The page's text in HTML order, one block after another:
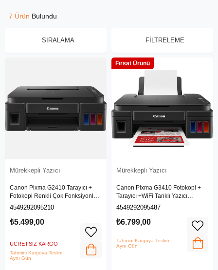
FILTRELEME
SIRALAMA
7 Ürün
Mürekkepli Yazıcı
Canon Pixma G2410 Tarayıcı +
Fotokopi Renkli Çok Fonksiyonlu
Tanklı Yazıcı
4549292095210
₺5.499,00
ÜCRETSIZ KARGO
Tahmini Kargoya Teslim:
Aynı Gün
Mürekkepli Yazıcı
Canon Pixma G3410 Fotokopi +
Tarayıcı +WiFi Tanklı Yazıcı
(Canon Eurasia Garantili)
4549292095487
₺6.799,00
Tahmini Kargoya Teslim:
Aynı Gün
Fırsat Ürünü